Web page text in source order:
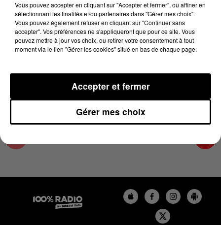
2 avril 2024 - 4 min 25 sec
LES INFOS DU COMMINGES DU 02/04/2024 À
07H59
Podcast infos du Comminges
Vous pouvez accepter en cliquant sur "Accepter et fermer", ou affiner en
sélectionnant les finalités et/ou partenaires dans "Gérer mes choix".
Vous pouvez également refuser en cliquant sur "Continuer sans
accepter". Vos préférences ne s'appliqueront que pour ce site. Vous
pouvez mettre à jour vos choix, ou retirer votre consentement à tout
moment via le lien "Gérer les cookies" situé en bas de chaque page.
Gérer mes choix
Accepter et fermer